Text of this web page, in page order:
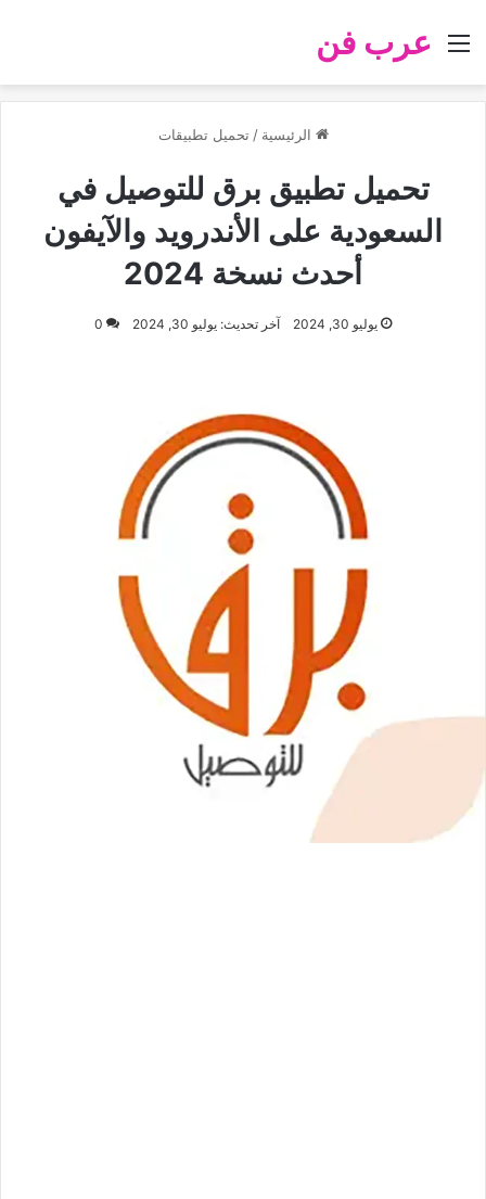
عرب فن
القائمة
الرئيسية / تحميل تطبيقات
تحميل تطبيق برق للتوصيل في
السعودية على الأندرويد والآيفون
أحدث نسخة 2024
يوليو 30, 2024 آخر تحديث: يوليو 30, 2024 0